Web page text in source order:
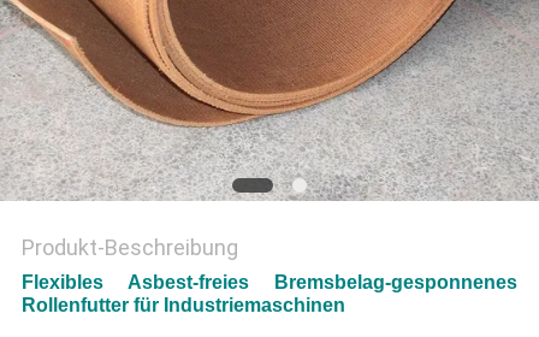
Produkt-Beschreibung
Flexibles Asbest-freies Bremsbelag-gesponnenes
Rollenfutter für Industriemaschinen